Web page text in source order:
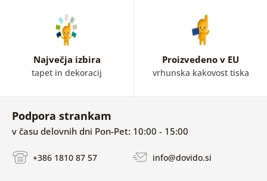
Največja izbira
tapet in dekoracij
Proizvedeno v EU
vrhunska kakovost tiska
Podpora strankam
v času delovnih dni Pon-Pet: 10:00 - 15:00
+386 1810 87 57 info@dovido.si